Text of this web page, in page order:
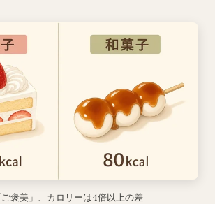
褒美」、カロリーは4倍以上の差